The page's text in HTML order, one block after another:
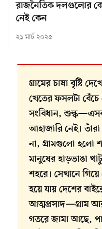
রাজনৈতিক দলগুলোর
নেই কেন
২১ মার্চ ২০২৫
গ্রামের চাষা বৃষ্টি
খেতের ফসলটা বেঁচে
সংবিধান, শুল্ক—এসব
আহাজারি নেই।
না, গ্রামগুলো হলো
মানুষের হাড়ভাঙা
শহরে। সেখানে
হয়ে যায় দেশের
আত্মপ্রসাদ—গ্রাম
গতরে জামা আছে,